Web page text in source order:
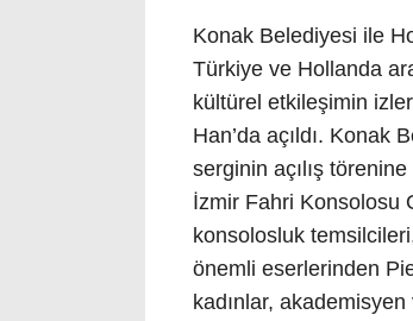
Konak Belediyesi ile
Türkiye ve Hollanda
kültürel etkileşimin
Han’da açıldı. Konak
serginin açılış
İzmir Fahri Konsolosu
konsolosluk
önemli eserlerinden
kadınlar,